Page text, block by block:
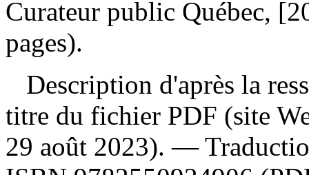
Curateur public Québec,
pages).
Description d'après la
titre du fichier PDF (site
29 août 2023). —